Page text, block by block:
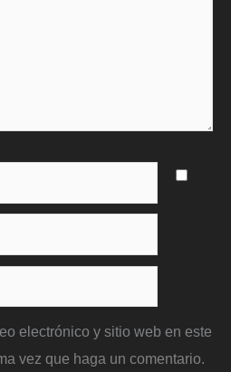
electrónico y sitio web en este
vez que haga un comentario.